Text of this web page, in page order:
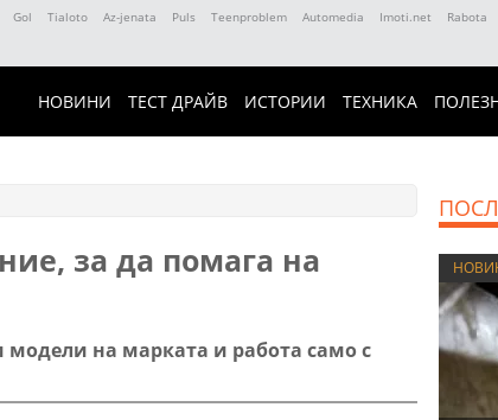
Gol Tialoto Az-jenata Puls Teenproblem Automedia Imoti.net Rabota
НОВИНИ ТЕСТ ДРАЙВ ИСТОРИИ ТЕХНИКА
за да помага на
модели на марката и работа само с